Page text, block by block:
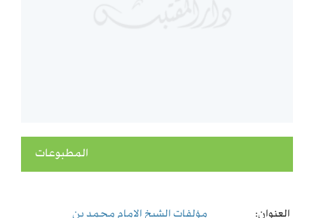
المطبوعات
العنوان: مؤلفات الشيخ الامام محمد بن